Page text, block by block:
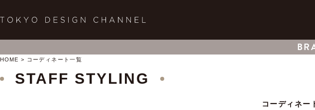
HOME コーディネート一覧
STAFF STYLING
コーディネー